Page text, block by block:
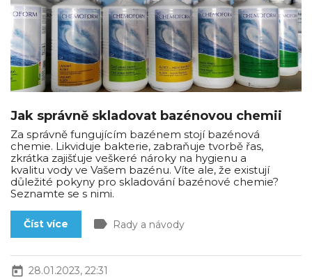
Jak správně skladovat bazénovou chemii
Za správně fungujícím bazénem stojí bazénová
chemie. Likviduje bakterie, zabraňuje tvorbě řas,
zkrátka zajišťuje veškeré nároky na hygienu a
kvalitu vody ve Vašem bazénu. Víte ale, že existují
důležité pokyny pro skladování bazénové chemie?
Seznamte se s nimi.
Číst více label Rady a návody
today 28.01.2023, 22:31